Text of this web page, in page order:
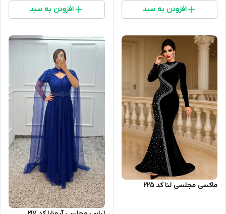
افزودن به سبد افزودن به سبد
ماکسی مجلسی لنا کد 225